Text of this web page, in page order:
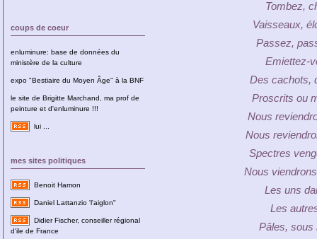
coups de coeur
enluminure: base de données du
ministère de la culture
expo "Bestiaire du Moyen Âge" à la BNF
le site de Brigitte Marchand, ma prof de
peinture et d'enluminure !!!
lui ...
mes sites politiques
Benoit Hamon
Daniel Lattanzio 'l'aiglon"
Didier Fischer, conseiller régional
d'ile de France
Tombez,
Vaisseaux,
Passez,
Emiettez-
Des cachots,
Proscrits ou
Nous
Nous
Spectres
Nous
Les uns
Les
Pâles, sous